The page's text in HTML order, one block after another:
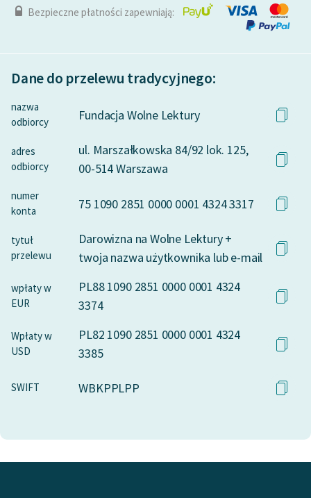
Bezpieczne płatności zapewniają:
Dane do przelewu tradycyjnego:
nazwa
odbiorcy
Fundacja Wolne Lektury
adres
odbiorcy
ul. Marszałkowska 84/92 lok. 125,
00-514 Warszawa
numer
konta
75 1090 2851 0000 0001 4324 3317
tytuł
przelewu
Darowizna na Wolne Lektury +
twoja nazwa użytkownika lub e-mail
wpłaty w
EUR
PL88 1090 2851 0000 0001 4324
3374
Wpłaty w
USD
PL82 1090 2851 0000 0001 4324
3385
SWIFT WBKPPLPP